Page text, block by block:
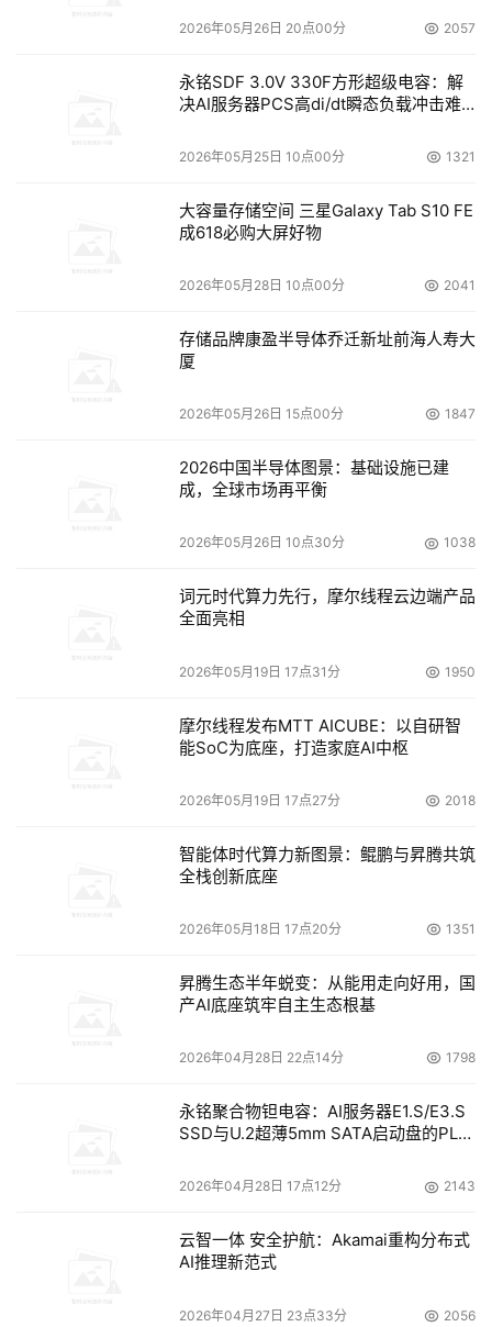
2026年05月26日 20点00分 2057
永铭SDF 3.0V 330F方形超级电容：解
决AI服务器PCS高di/dt瞬态负载冲击难
2026年05月25日 10点00分 1321
大容量存储空间 三星Galaxy Tab S10 FE
成618必购大屏好物
2026年05月28日 10点00分 2041
存储品牌康盈半导体乔迁新址前海人寿大
厦
2026年05月26日 15点00分 1847
2026中国半导体图景：基础设施已建
成，全球市场再平衡
2026年05月26日 10点30分 1038
词元时代算力先行，摩尔线程云边端产品
全面亮相
2026年05月19日 17点31分 1950
摩尔线程发布MTT AICUBE：以自研智
能SoC为底座，打造家庭AI中枢
2026年05月19日 17点27分 2018
智能体时代算力新图景：鲲鹏与昇腾共筑
全栈创新底座
2026年05月18日 17点20分 1351
昇腾生态半年蜕变：从能用走向好用，国
产AI底座筑牢自主生态根基
2026年04月28日 22点14分 1798
永铭聚合物钽电容：AI服务器E1.S/E3.S
SSD与U.2超薄5mm SATA启动盘的PLP
2026年04月28日 17点12分 2143
云智一体 安全护航：Akamai重构分布式
AI推理新范式
2026年04月27日 23点33分 2056